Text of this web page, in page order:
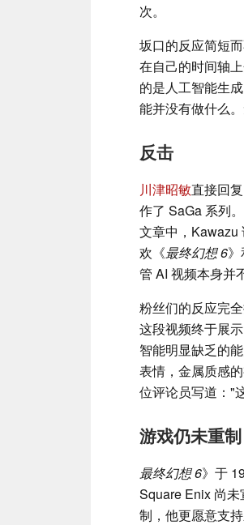
次。
坂口的反应简短
在自己的时间轴
的是人工智能生
能并没有做什么
反击
川津昭敏直接回
作了 SaGa 系列
文章中，Kawazu
欢《最终幻想 6
管 AI 视频本身并
粉丝们的反应完
这段视频终于展
智能明显缺乏的
表情，金属质感
位评论员写道："
游戏仍未重制
最终幻想 6》于
Square Enix 尚未
制，他更愿意支